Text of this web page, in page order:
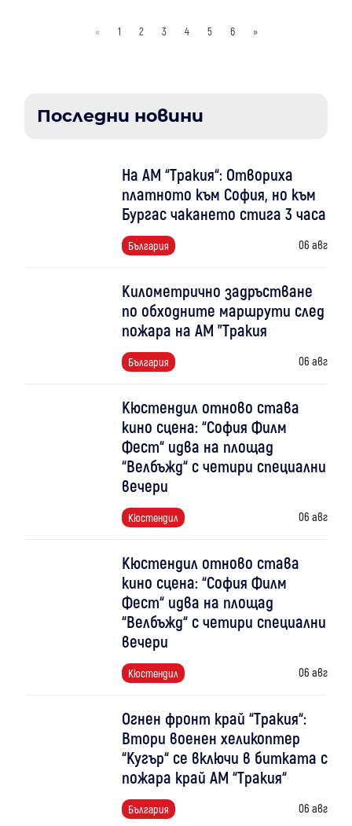
« 1 2 3 4 5 6 »
Последни новини
На АМ “Тракия“: Отвориха
платното към София, но към
Бургас чакането стига 3 часа
България 06 авг
Километрично задръстване
по обходните маршрути след
пожара на АМ "Тракия
България 06 авг
Кюстендил отново става
кино сцена: “София Филм
Фест“ идва на площад
“Велбъжд“ с четири специални
вечери
Кюстендил 06 авг
Кюстендил отново става
кино сцена: “София Филм
Фест“ идва на площад
“Велбъжд“ с четири специални
вечери
Кюстендил 06 авг
Огнен фронт край “Тракия“:
Втори военен хеликоптер
“Кугър“ се включи в битката с
пожара край АМ “Тракия“
България 06 авг